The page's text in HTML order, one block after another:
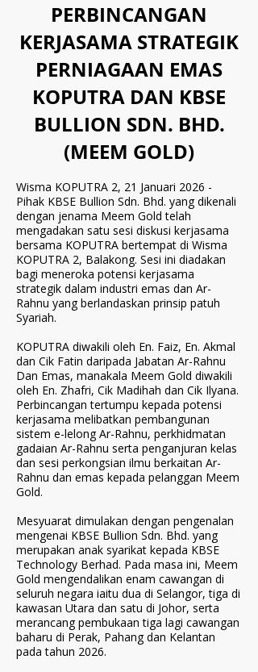
PERBINCANGAN
KERJASAMA STRATEGIK
PERNIAGAAN EMAS
KOPUTRA DAN KBSE
BULLION SDN. BHD.
(MEEM GOLD)
Wisma KOPUTRA 2, 21 Januari 2026 -
Pihak KBSE Bullion Sdn. Bhd. yang dikenali
dengan jenama Meem Gold telah
mengadakan satu sesi diskusi kerjasama
bersama KOPUTRA bertempat di Wisma
KOPUTRA 2, Balakong. Sesi ini diadakan
bagi meneroka potensi kerjasama
strategik dalam industri emas dan Ar-
Rahnu yang berlandaskan prinsip patuh
Syariah.
KOPUTRA diwakili oleh En. Faiz, En. Akmal
dan Cik Fatin daripada Jabatan Ar-Rahnu
Dan Emas, manakala Meem Gold diwakili
oleh En. Zhafri, Cik Madihah dan Cik Ilyana.
Perbincangan tertumpu kepada potensi
kerjasama melibatkan pembangunan
sistem e-lelong Ar-Rahnu, perkhidmatan
gadaian Ar-Rahnu serta penganjuran kelas
dan sesi perkongsian ilmu berkaitan Ar-
Rahnu dan emas kepada pelanggan Meem
Gold.
Mesyuarat dimulakan dengan pengenalan
mengenai KBSE Bullion Sdn. Bhd. yang
merupakan anak syarikat kepada KBSE
Technology Berhad. Pada masa ini, Meem
Gold mengendalikan enam cawangan di
seluruh negara iaitu dua di Selangor, tiga di
kawasan Utara dan satu di Johor, serta
merancang pembukaan tiga lagi cawangan
baharu di Perak, Pahang dan Kelantan
pada tahun 2026.